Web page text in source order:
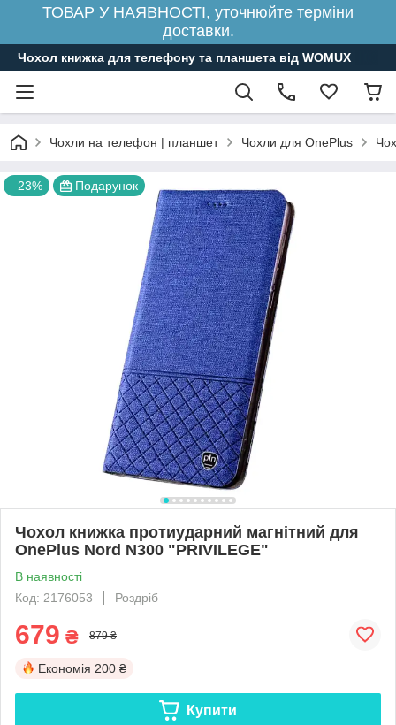
ТОВАР У НАЯВНОСТІ, уточнюйте терміни
доставки.
Чохол книжка для телефону та планшета від WOMUX
Чохли на телефон | планшет Чохли для OnePlus
–23% Подарунок
Чохол книжка протиударний магнітний для
OnePlus Nord N300 "PRIVILEGE"
В наявності
Код: 2176053
Роздріб
679 ₴ 879 ₴
Економія 200 ₴
Купити